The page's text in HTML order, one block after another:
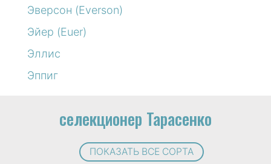
Эверсон (Everson)
Эйер (Euer)
Эллис
Эппиг
селекционер Тарасенко
ПОКАЗАТЬ ВСЕ СОРТА